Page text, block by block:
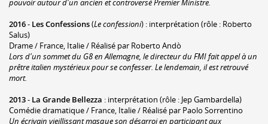
pouvoir autour d'un ancien et controversé Premier Ministre.
2016- Les Confessions(Le confessioni) : interprétation (rôle : Roberto
Salus)
Drame / France, Italie / Réalisé par Roberto Andò
Lors d'un sommet du G8 en Allemagne, le directeur du FMI fait appel à un
prêtre italien mystérieux pour se confesser. Le lendemain, il est retrouvé
mort.
2013- La Grande Bellezza : interprétation (rôle : Jep Gambardella)
Comédie dramatique / France, Italie / Réalisé par Paolo Sorrentino
Un écrivain vieillissant masque son désarroi en participant aux